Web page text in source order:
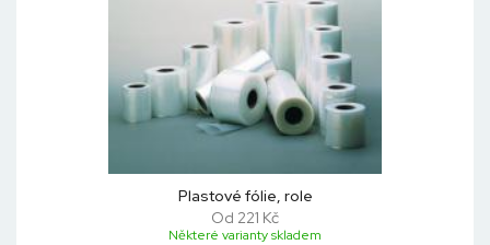
Plastové fólie, role
Od 221 Kč
Některé varianty skladem